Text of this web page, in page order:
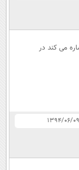
می کند در